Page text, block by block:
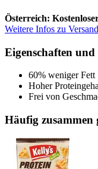
Österreich:
Weitere Infos zu
Eigenschaften und
60% weniger Fett
Hoher
Frei von
Häufig